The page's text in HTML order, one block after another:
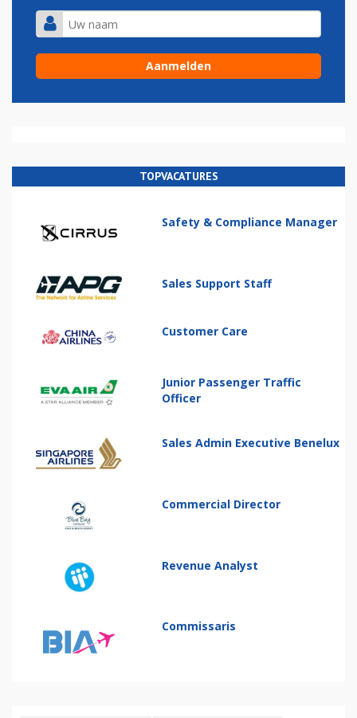
TOPVACATURES
Safety & Compliance Manager
Sales Support Staff
Customer Care
Junior Passenger Traffic
Officer
Sales Admin Executive Benelux
Commercial Director
Revenue Analyst
Commissaris